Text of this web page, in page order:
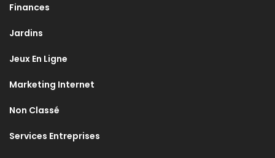
Finances
Jardins
Jeux En Ligne
Marketing Internet
Non Classé
Services Entreprises